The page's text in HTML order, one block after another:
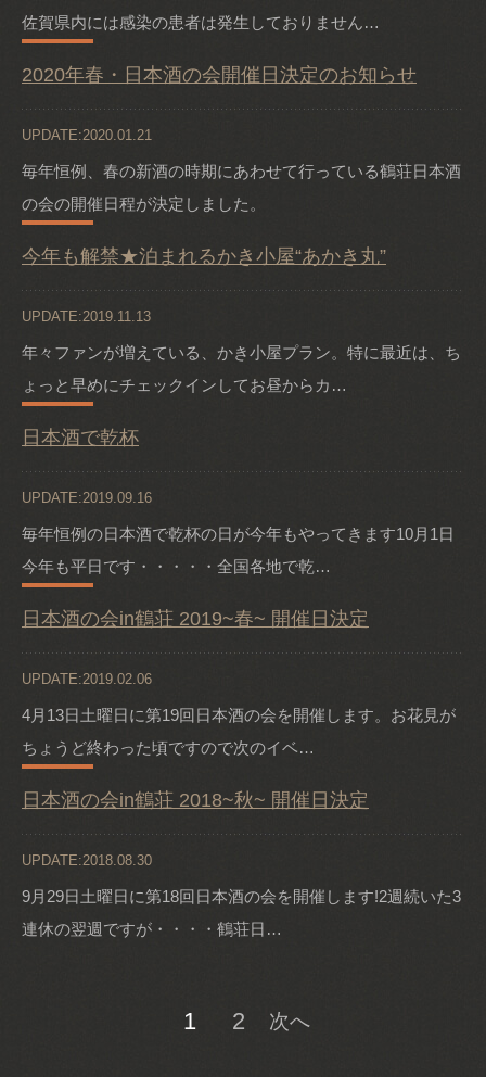
佐賀県内には感染の患者は発生しておりません…
2020年春・日本酒の会開催日決定のお知らせ
UPDATE:2020.01.21
毎年恒例、春の新酒の時期にあわせて行っている鶴荘日本酒
の会の開催日程が決定しました。
今年も解禁★泊まれるかき小屋“あかき丸”
UPDATE:2019.11.13
年々ファンが増えている、かき小屋プラン。特に最近は、ち
ょっと早めにチェックインしてお昼からカ…
日本酒で乾杯
UPDATE:2019.09.16
毎年恒例の日本酒で乾杯の日が今年もやってきます10月1日
今年も平日です・・・・・全国各地で乾…
日本酒の会in鶴荘 2019~春~ 開催日決定
UPDATE:2019.02.06
4月13日土曜日に第19回日本酒の会を開催します。お花見が
ちょうど終わった頃ですので次のイベ…
日本酒の会in鶴荘 2018~秋~ 開催日決定
UPDATE:2018.08.30
9月29日土曜日に第18回日本酒の会を開催します!2週続いた3
連休の翌週ですが・・・・鶴荘日…
1 2 次へ